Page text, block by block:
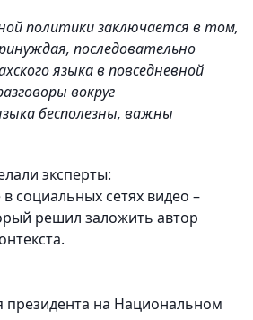
политики заключается в том,
последовательно
языка в повседневной
вокруг
бесполезны, важны
эксперты:
социальных сетях видео –
решил заложить автор
президента на Национальном